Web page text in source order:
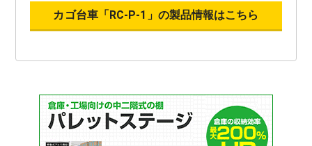
カゴ台車「RC-P-1」の製品情報はこちら